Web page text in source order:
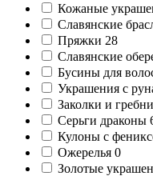
Кожаные
Славянские
Пряжки 28
Славянские
Бусины для
Украшения с
Заколки и гребни
Серьги драконы
Кулоны с
Ожерелья 0
Золотые